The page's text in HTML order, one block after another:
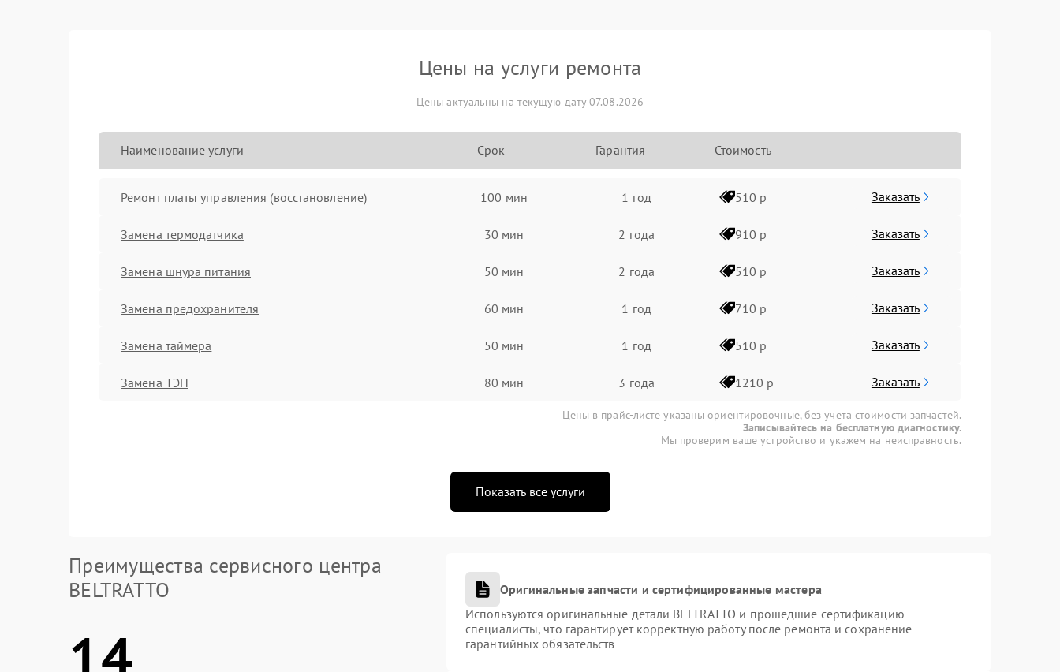
Цены на услуги ремонта
Цены актуальны на текущую дату 07.08.2026
Наименование услуги Срок Гарантия Стоимость
Ремонт платы управления (восстановление) 100 мин 1 год 510 р Заказать
Замена термодатчика 30 мин 2 года 910 р Заказать
Замена шнура питания 50 мин 2 года 510 р Заказать
Замена предохранителя 60 мин 1 год 710 р Заказать
Замена таймера 50 мин 1 год 510 р Заказать
Замена ТЭН 80 мин 3 года 1210 р Заказать
Цены в прайс-листе указаны ориентировочные, без учета стоимости запчастей.
Записывайтесь на бесплатную диагностику.
Мы проверим ваше устройство и укажем на неисправность.
Показать все услуги
Преимущества сервисного центра
BELTRATTO
Оригинальные запчасти и сертифицированные мастера
Используются оригинальные детали BELTRATTO и прошедшие сертификацию
специалисты, что гарантирует корректную работу после ремонта и сохранение
гарантийных обязательств